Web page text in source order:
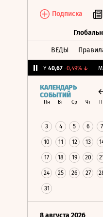
Подписка
ВЕДЫ
40,67 -0,49%↓ MSTT
КАЛЕНДАРЬ
СОБЫТИЙ
Пн Вт Ср Чт
3 4 5 6 7
10 11 12 13
17 18 19 20 21
24 25 26 27
31
8 августа 2026